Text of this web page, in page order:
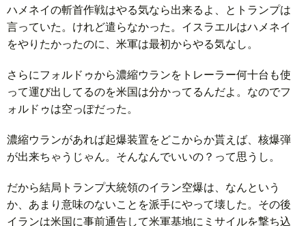
ハメネイの斬首作戦はやる気なら出来るよ、とトランプは
言っていた。けれど遣らなかった。イスラエルはハメネイ
をやりたかったのに、米軍は最初からやる気なし。
さらにフォルドゥから濃縮ウランをトレーラー何十台も使
って運び出してるのを米国は分かってるんだよ。なのでフ
ォルドゥは空っぽだった。
濃縮ウランがあれば起爆装置をどこからか貰えば、核爆弾
が出来ちゃうじゃん。そんなんでいいの？って思うし。
だから結局トランプ大統領のイラン空爆は、なんという
か、あまり意味のないことを派手にやって壊した。その後
イランは米国に事前通告して米軍基地にミサイルを撃ち込